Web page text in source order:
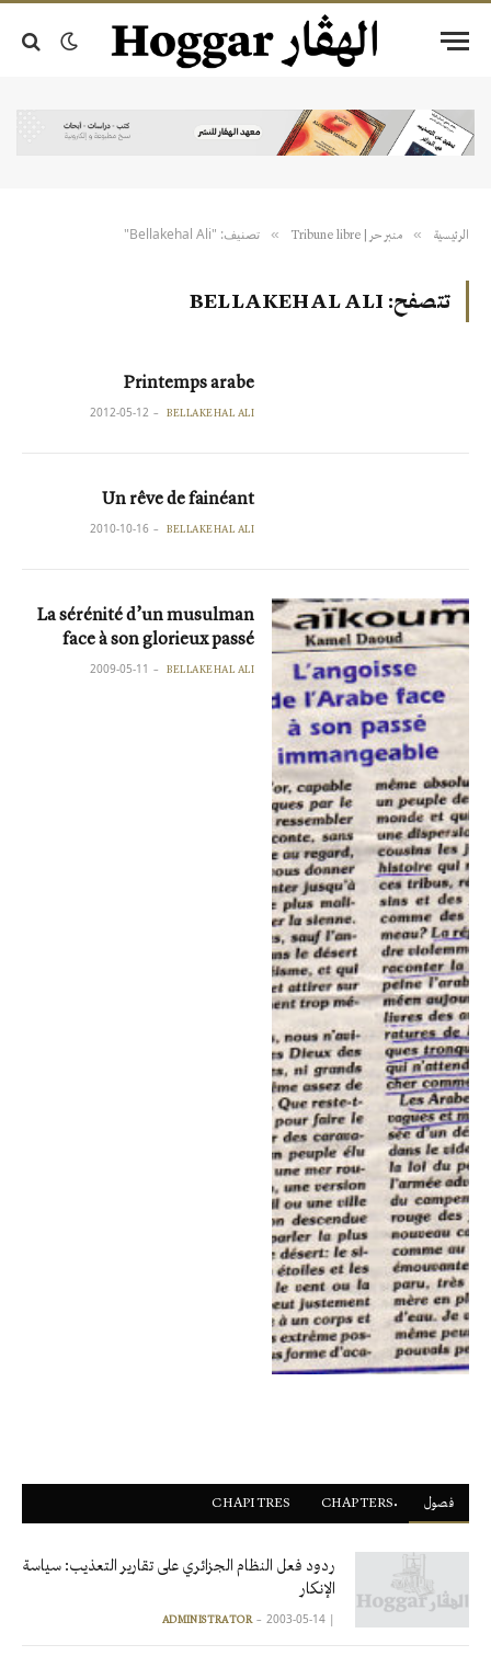
الرئيسية » منبر حر | Tribune libre » تصنيف: "Bellakehal Ali"
تتصفح: BELLAKEHAL ALI
Printemps arabe
BELLAKEHAL ALI
2012-05-12
Un rêve de fainéant
BELLAKEHAL ALI
2010-10-16
La sérénité d’un musulman
face à son glorieux passé
BELLAKEHAL ALI
2009-05-11
فصول CHAPITRES
ردود فعل النظام الجزائري على تقارير التعذيب: سياسة
الإنكار
|
ADMINISTRATOR 2003-05-14